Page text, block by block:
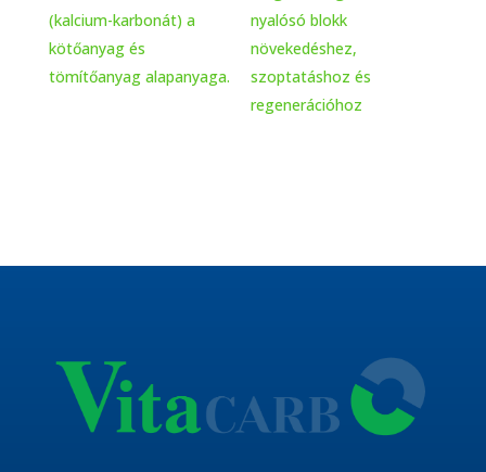
(kalcium-karbonát) a
kötőanyag és
tömítőanyag alapanyaga.
nyalósó blokk
növekedéshez,
szoptatáshoz és
regenerációhoz